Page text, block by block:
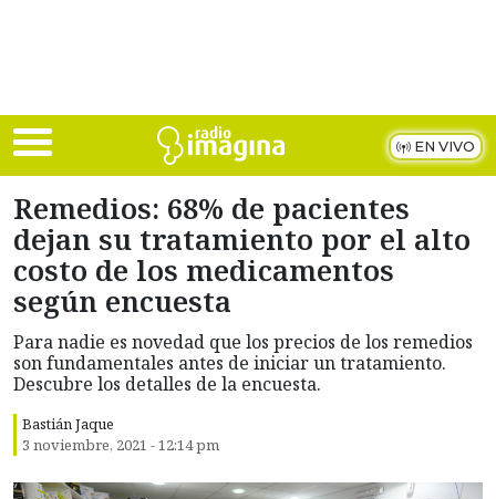
EN VIVO
Remedios: 68% de pacientes
dejan su tratamiento por el alto
costo de los medicamentos
según encuesta
Para nadie es novedad que los precios de los remedios
son fundamentales antes de iniciar un tratamiento.
Descubre los detalles de la encuesta.
Bastián Jaque
3 noviembre, 2021 - 12:14 pm